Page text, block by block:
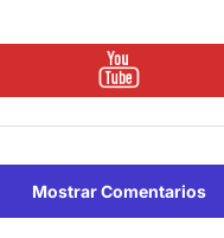
Mostrar Comentarios